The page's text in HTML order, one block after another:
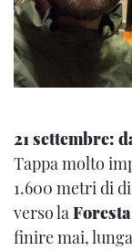
21 settembre:
Tappa molto
1.600 metri di
verso la
finire mai,